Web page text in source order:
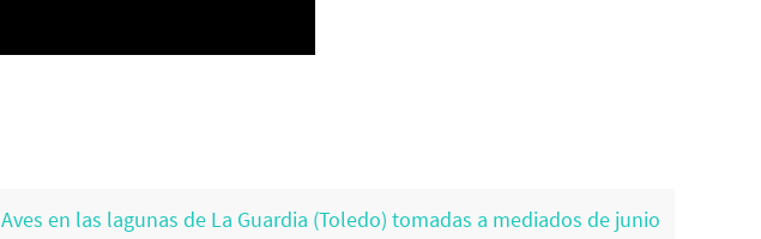
Aves en las lagunas de La Guardia (Toledo) tomadas a mediados de junio